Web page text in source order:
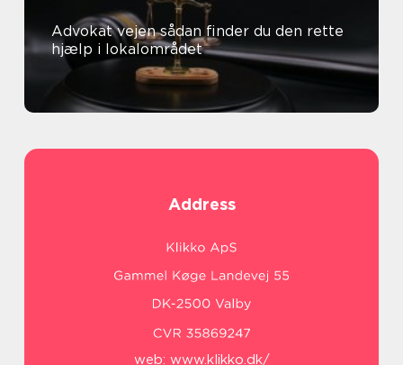
Advokat vejen sådan finder du den rette
hjælp i lokalområdet
Address
web: www.klikko.dk/